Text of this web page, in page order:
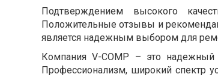
Подтверждением высокого
Положительные отзывы и
является надежным выбором для
Компания V-COMP – это
Профессионализм, широкий спектр